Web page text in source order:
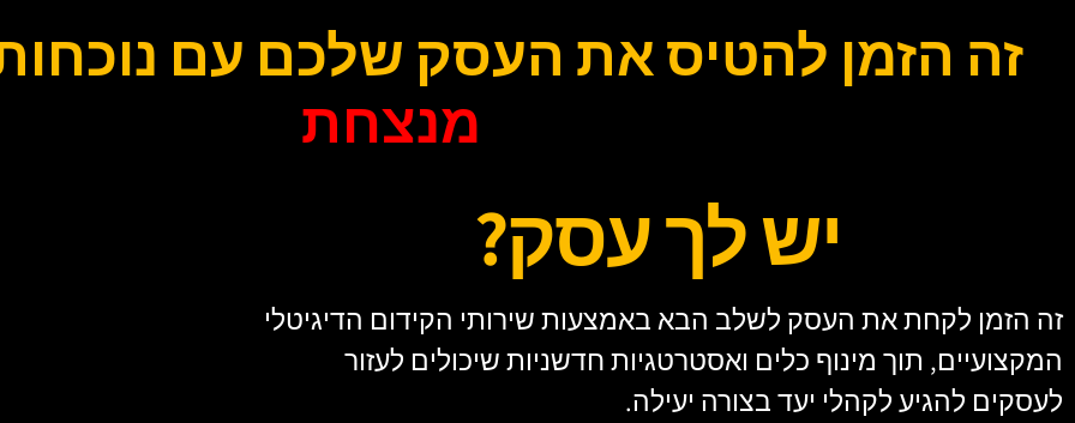
זה הזמן להטיס את העסק שלכם עם נוכחות
מנצחת
יש לך עסק?
זה הזמן לקחת את העסק לשלב הבא באמצעות שירותי הקידום הדיגיטלי
המקצועיים, תוך מינוף כלים ואסטרטגיות חדשניות שיכולים לעזור
לעסקים להגיע לקהלי יעד בצורה יעילה.